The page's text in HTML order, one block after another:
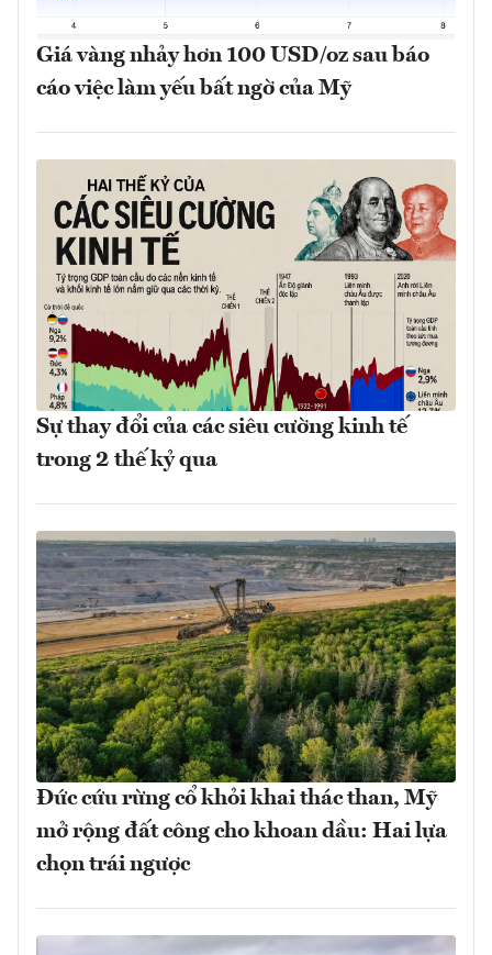
Giá vàng nhảy hơn 100 USD/oz sau báo
cáo việc làm yếu bất ngờ của Mỹ
Sự thay đổi của các siêu cường kinh tế
trong 2 thế kỷ qua
Đức cứu rừng cổ khỏi khai thác than, Mỹ
mở rộng đất công cho khoan dầu: Hai lựa
chọn trái ngược